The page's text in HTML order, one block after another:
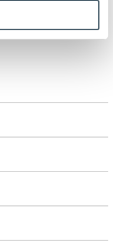
Uudemmat artikkelit